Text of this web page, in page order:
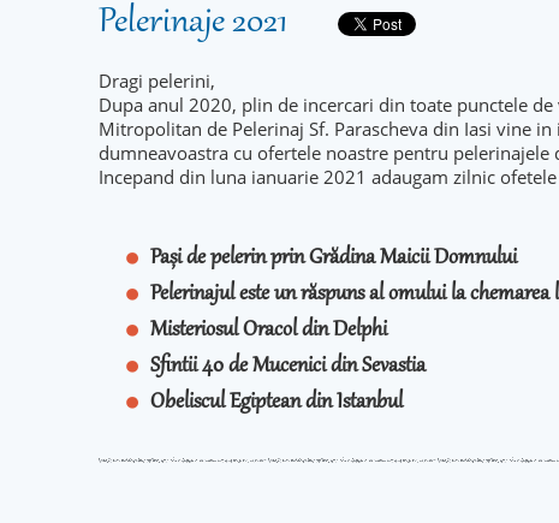
Pelerinaje 2021
Dragi pelerini,
Dupa anul 2020, plin de incercari din toate punctele de
Mitropolitan de Pelerinaj Sf. Parascheva din Iasi vine
dumneavoastra cu ofertele noastre pentru pelerinajele
Incepand din luna ianuarie 2021 adaugam zilnic
Pași de pelerin prin Grădina Maicii Domnului
Pelerinajul este un răspuns al omului la chemarea
Misteriosul Oracol din Delphi
Sfintii 40 de Mucenici din Sevastia
Obeliscul Egiptean din Istanbul